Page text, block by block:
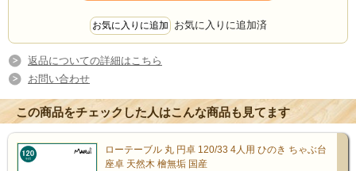
✔ 既製品ではサイズが合わない
✔ 木の温もりを感じる家具が欲しい
✔ 家族で長く使えるテーブルが欲しい
✔ 無垢材のしっかりしたテーブルが欲しい
お気に入りに追加済
返品についての詳細はこちら
お問い合わせ
この商品をチェックした人はこんな商品も見てます
ローテーブル 丸 円卓 120/33 4人用 ひのき ちゃぶ台
座卓 天然木 檜無垢 国産